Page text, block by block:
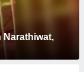
Narathiwat,